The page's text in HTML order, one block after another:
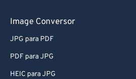
Image Conversor
JPG para PDF
PDF para JPG
HEIC para JPG